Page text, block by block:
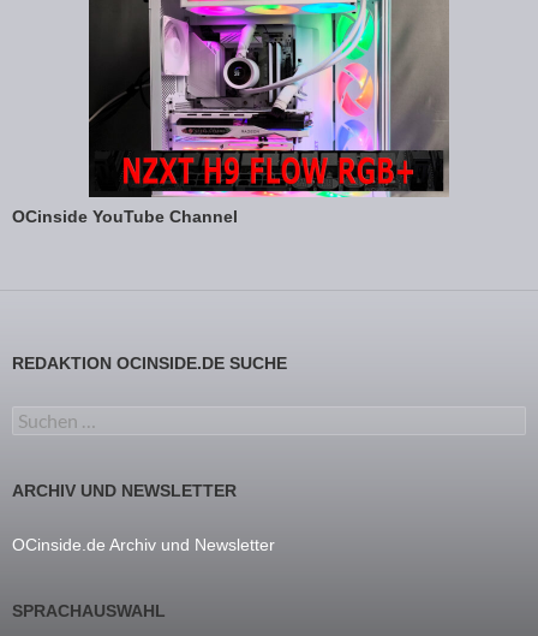
OCinside YouTube Channel
REDAKTION OCINSIDE.DE SUCHE
Suchen nach:
ARCHIV UND NEWSLETTER
OCinside.de Archiv und Newsletter
SPRACHAUSWAHL